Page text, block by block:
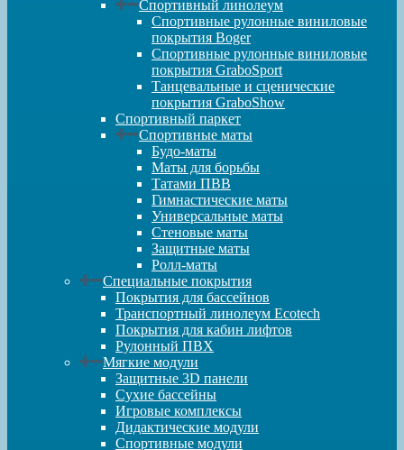
Спортивный линолеум
Спортивные рулонные виниловые
покрытия Boger
Спортивные рулонные виниловые
покрытия GraboSport
Танцевальные и сценические
покрытия GraboShow
Спортивный паркет
Спортивные маты
Будо-маты
Маты для борьбы
Татами ПВВ
Гимнастические маты
Универсальные маты
Стеновые маты
Защитные маты
Ролл-маты
Специальные покрытия
Покрытия для бассейнов
Транспортный линолеум Ecotech
Покрытия для кабин лифтов
Рулонный ПВХ
Мягкие модули
Защитные 3D панели
Сухие бассейны
Игровые комплексы
Дидактические модули
Спортивные модули